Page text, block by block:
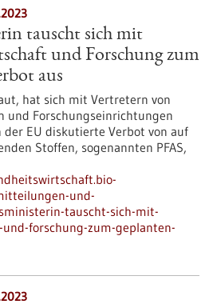
tauscht sich mit
und Forschung zum
aus
hat sich mit Vertretern von
und Forschungseinrichtungen
EU diskutierte Verbot von auf
Stoffen, sogenannten PFAS,
und-
tauscht-sich-mit-
forschung-zum-geplanten-